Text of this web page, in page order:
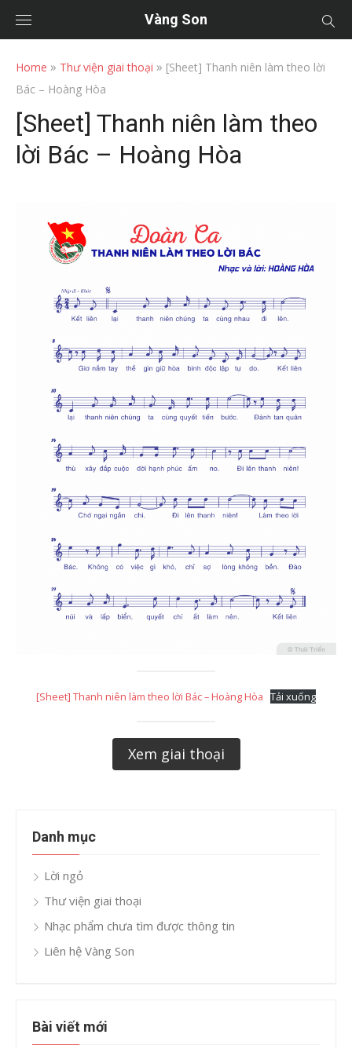
Vàng Son
Home » Thư viện giai thoại » [Sheet] Thanh niên làm theo lời
Bác – Hoàng Hòa
[Sheet] Thanh niên làm theo
lời Bác – Hoàng Hòa
[Sheet] Thanh niên làm theo lời Bác – Hoàng Hòa Tải xuống
Xem giai thoại
Danh mục
Lời ngỏ
Thư viện giai thoại
Nhạc phẩm chưa tìm được thông tin
Liên hệ Vàng Son
Bài viết mới